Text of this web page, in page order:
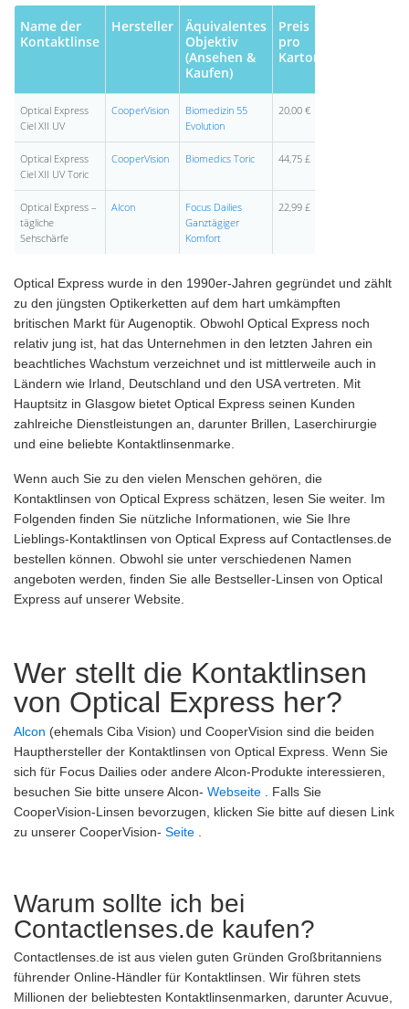
Name der
Kontaktlinse
Hersteller
Äquivalentes
Objektiv
(Ansehen &
Kaufen)
Preis
pro
Karton
Optical Express
Ciel XII UV
CooperVision
Biomedizin 55
Evolution
20,00 €
Optical Express
Ciel XII UV Toric
CooperVision Biomedics Toric 44,75 £
Optical Express –
tägliche
Sehschärfe
Alcon
Focus Dailies
Ganztägiger
Komfort
22,99 £
Optical Express wurde in den 1990er-Jahren gegründet und zählt
zu den jüngsten Optikerketten auf dem hart umkämpften
britischen Markt für Augenoptik. Obwohl Optical Express noch
relativ jung ist, hat das Unternehmen in den letzten Jahren ein
beachtliches Wachstum verzeichnet und ist mittlerweile auch in
Ländern wie Irland, Deutschland und den USA vertreten. Mit
Hauptsitz in Glasgow bietet Optical Express seinen Kunden
zahlreiche Dienstleistungen an, darunter Brillen, Laserchirurgie
und eine beliebte Kontaktlinsenmarke.
Wenn auch Sie zu den vielen Menschen gehören, die
Kontaktlinsen von Optical Express schätzen, lesen Sie weiter. Im
Folgenden finden Sie nützliche Informationen, wie Sie Ihre
Lieblings-Kontaktlinsen von Optical Express auf Contactlenses.de
bestellen können. Obwohl sie unter verschiedenen Namen
angeboten werden, finden Sie alle Bestseller-Linsen von Optical
Express auf unserer Website.
Wer stellt die Kontaktlinsen
von Optical Express her?
Alcon (ehemals Ciba Vision) und CooperVision sind die beiden
Haupthersteller der Kontaktlinsen von Optical Express. Wenn Sie
sich für Focus Dailies oder andere Alcon-Produkte interessieren,
besuchen Sie bitte unsere Alcon- Webseite . Falls Sie
CooperVision-Linsen bevorzugen, klicken Sie bitte auf diesen Link
zu unserer CooperVision- Seite
Warum sollte ich bei
Contactlenses.de kaufen?
Contactlenses.de ist aus vielen guten Gründen Großbritanniens
führender Online-Händler für Kontaktlinsen. Wir führen stets
Millionen der beliebtesten Kontaktlinsenmarken, darunter Acuvue,